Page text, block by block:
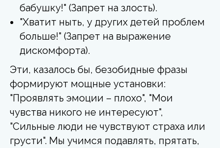
бабушку!" (Запрет на злость).
"Хватит ныть, у других детей проблем
больше!" (Запрет на выражение
дискомфорта).
Эти, казалось бы, безобидные фразы
формируют мощные установки:
"Проявлять эмоции – плохо", "Мои
чувства никого не интересуют",
"Сильные люди не чувствуют страха или
грусти". Мы учимся подавлять, прятать,